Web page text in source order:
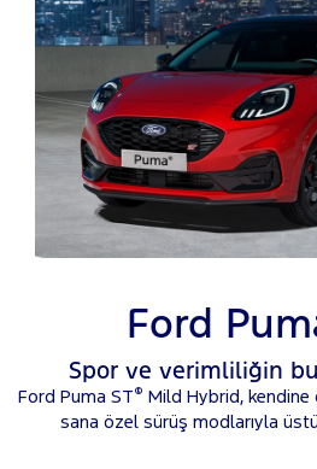
Ford
Spor ve verimliliğin
Ford Puma ST® Mild Hybrid, kendine
sana özel sürüş modlarıyla